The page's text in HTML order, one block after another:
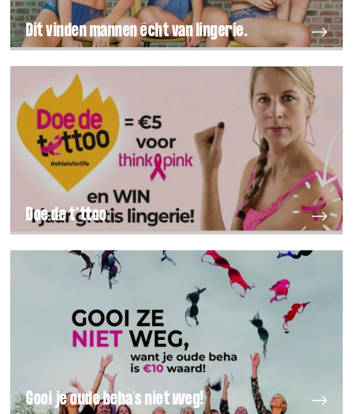
Dit vinden mannen écht van lingerie.
Doe de t*ttoo
Gooi je oude beha's niet weg!